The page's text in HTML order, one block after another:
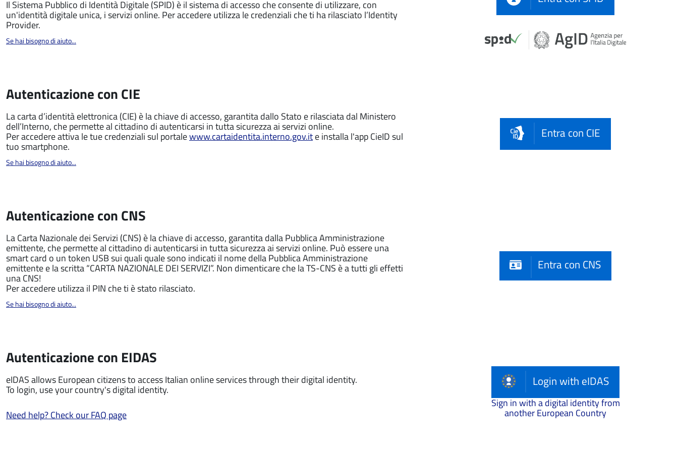
Il Sistema Pubblico di Identità Digitale (SPID) è il sistema di accesso che consente di utilizzare, con
un'identità digitale unica, i servizi online. Per accedere utilizza le credenziali che ti ha rilasciato l’Identity
Provider.
Se hai bisogno di aiuto...
Autenticazione con CIE
La carta d’identità elettronica (CIE) è la chiave di accesso, garantita dallo Stato e rilasciata dal Ministero
dell’Interno, che permette al cittadino di autenticarsi in tutta sicurezza ai servizi online.
Per accedere attiva le tue credenziali sul portalewww.cartaidentita.interno.gov.ite installa l'app CieID sul
tuo smartphone.
Se hai bisogno di aiuto...
Entra con CIE
Autenticazione con CNS
La Carta Nazionale dei Servizi (CNS) è la chiave di accesso, garantita dalla Pubblica Amministrazione
emittente, che permette al cittadino di autenticarsi in tutta sicurezza ai servizi online. Può essere una
smart card o un token USB sui quali quale sono indicati il nome della Pubblica Amministrazione
emittente e la scritta “CARTA NAZIONALE DEI SERVIZI”. Non dimenticare che la TS-CNS è a tutti gli effetti
una CNS!
Per accedere utilizza il PIN che ti è stato rilasciato.
Se hai bisogno di aiuto...
Entra con CNS
Autenticazione con EIDAS
eIDAS allows European citizens to access Italian online services through their digital identity.
To login, use your country's digital identity.
Need help? Check our FAQ page
Login with eIDAS
Sign in with a digital identity from
another European Country